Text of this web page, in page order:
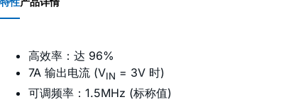
高效率：达 96%
7A 输出电流 (VIN = 3V 时)
可调频率：1.5MHz (标称值)